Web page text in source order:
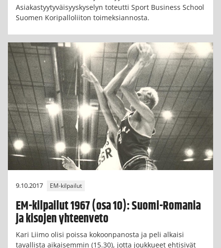
Asiakastyytyväisyyskyselyn toteutti Sport Business School
Suomen Koripalloliiton toimeksiannosta.
9.10.2017 EM-kilpailut
EM-kilpailut 1967 (osa 10): Suomi-Romania
ja kisojen yhteenveto
Kari Liimo olisi poissa kokoonpanosta ja peli alkaisi
tavallista aikaisemmin (15.30), jotta joukkueet ehtisivät